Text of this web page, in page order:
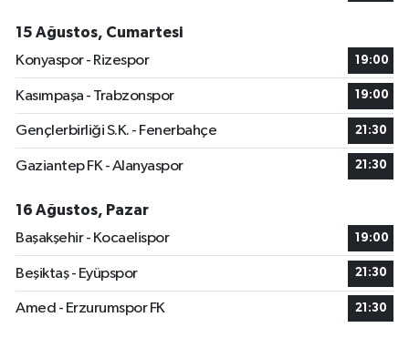
15 Ağustos, Cumartesi
Konyaspor - Rizespor
19:00
Kasımpaşa - Trabzonspor 19:00
Gençlerbirliği S.K. - Fenerbahçe 21:30
Gaziantep FK - Alanyaspor 21:30
16 Ağustos, Pazar
Başakşehir - Kocaelispor
19:00
Beşiktaş - Eyüpspor 21:30
Amed - Erzurumspor FK 21:30